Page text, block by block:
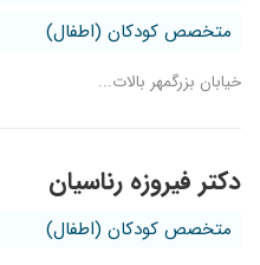
متخصص کودکان (اطفال)
خیابان بزرگمهر بالات...
دکتر فیروزه رناسیان
متخصص کودکان (اطفال)